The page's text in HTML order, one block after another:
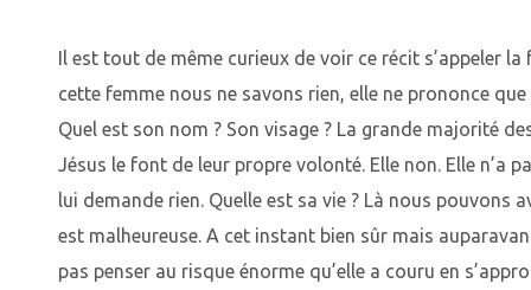
Il est tout de même curieux de voir ce récit s’appeler
cette femme nous ne savons rien, elle ne prononce que
Quel est son nom ? Son visage ? La grande majorité
Jésus le font de leur propre volonté. Elle non. Elle n’a
lui demande rien. Quelle est sa vie ? Là nous pouvons
est malheureuse. A cet instant bien sûr mais
pas penser au risque énorme qu’elle a couru en